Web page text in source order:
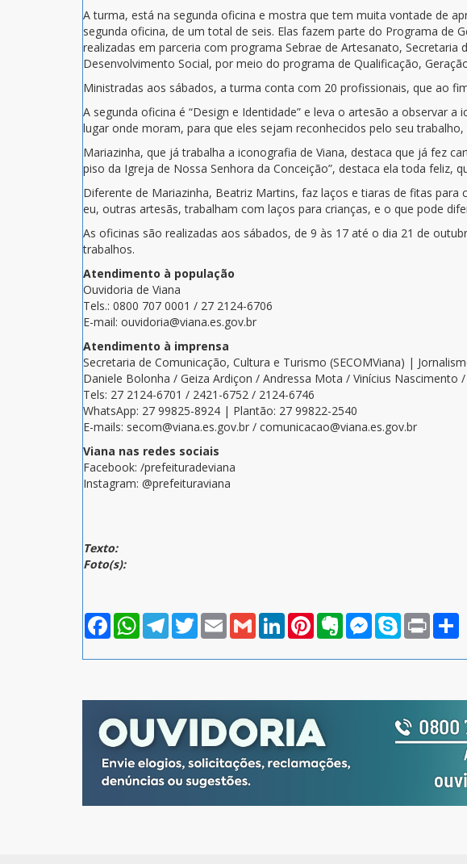
A turma, está na segunda oficina e mostra que tem muita vontade de
segunda oficina, de um total de seis. Elas fazem parte do Programa de
realizadas em parceria com programa Sebrae de Artesanato,
Desenvolvimento Social, por meio do programa de Qualificação,
Ministradas aos sábados, a turma conta com 20 profissionais, que ao
A segunda oficina é “Design e Identidade” e leva o artesão a observar
lugar onde moram, para que eles sejam reconhecidos pelo seu
Mariazinha, que já trabalha a iconografia de Viana, destaca que já fez
piso da Igreja de Nossa Senhora da Conceição”, destaca ela toda
Diferente de Mariazinha, Beatriz Martins, faz laços e tiaras de fitas
eu, outras artesãs, trabalham com laços para crianças, e o que pode
As oficinas são realizadas aos sábados, de 9 às 17 até o dia 21 de
trabalhos.
Atendimento à população
Ouvidoria de Viana
Tels.: 0800 707 0001 / 27 2124-6706
E-mail: ouvidoria@viana.es.gov.br
Atendimento à imprensa
Secretaria de Comunicação, Cultura e Turismo (SECOMViana) |
Daniele Bolonha / Geiza Ardiçon / Andressa Mota / Vinícius Nascimento
Tels: 27 2124-6701 / 2421-6752 / 2124-6746
WhatsApp: 27 99825-8924 | Plantão: 27 99822-2540
E-mails: secom@viana.es.gov.br / comunicacao@viana.es.gov.br
Viana nas redes sociais
Facebook: /prefeituradeviana
Instagram: @prefeituraviana
Texto:
Foto(s):
FacebookWhatsAppTelegramTwitterEmail Gmail LinkedInPinterestEvernoteMessenger
Skype Print